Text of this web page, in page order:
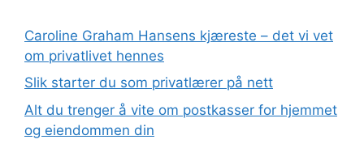
Caroline Graham Hansens kjæreste – det vi vet
om privatlivet hennes
Slik starter du som privatlærer på nett
Alt du trenger å vite om postkasser for hjemmet
og eiendommen din